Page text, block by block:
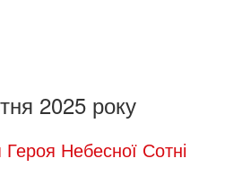
2025 року
Небесної Сотні